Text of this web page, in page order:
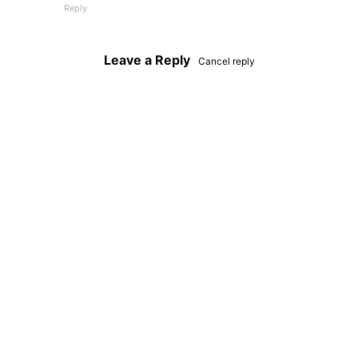
Reply
Leave a Reply Cancel reply